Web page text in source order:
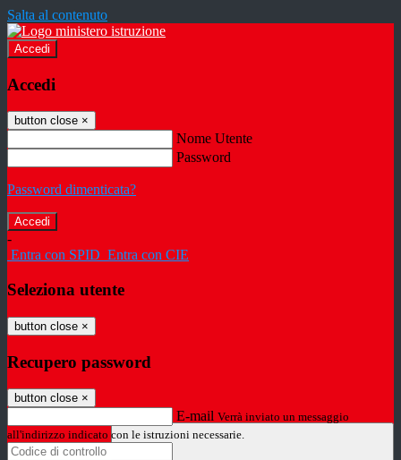
Salta al contenuto
Accedi
Accedi
button close ×
Nome Utente
Password
Password dimenticata?
-
Entra con SPID Entra con CIE
Seleziona utente
button close ×
Recupero password
button close ×
E-mail Verrà inviato un messaggio
all'indirizzo indicato con le istruzioni necessarie.